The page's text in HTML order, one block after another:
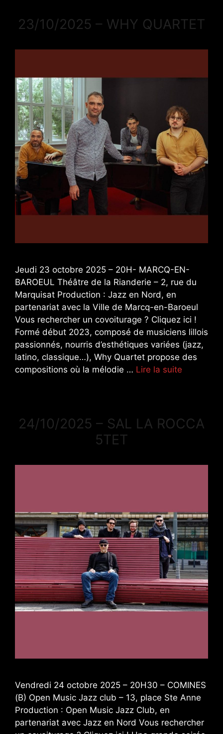
23/10/2025 – WHY QUARTET
Jeudi 23 octobre 2025 – 20H- MARCQ-EN-
BAROEUL Théâtre de la Rianderie – 2, rue du
Marquisat Production : Jazz en Nord, en
partenariat avec la Ville de Marcq-en-Baroeul
Vous rechercher un covoiturage ? Cliquez ici !
Formé début 2023, composé de musiciens lillois
passionnés, nourris d’esthétiques variées (jazz,
latino, classique…), Why Quartet propose des
compositions où la mélodie … Lire la suite
24/10/2025 – SAL LA ROCCA
5TET
Vendredi 24 octobre 2025 – 20H30 – COMINES
(B) Open Music Jazz club – 13, place Ste Anne
Production : Open Music Jazz Club, en
partenariat avec Jazz en Nord Vous rechercher